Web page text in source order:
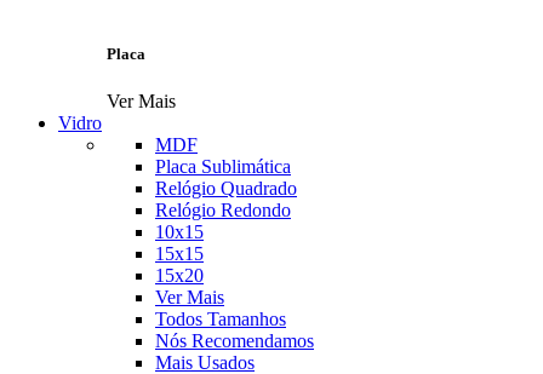
Placa
Ver Mais
Vidro
MDF
Placa Sublimática
Relógio Quadrado
Relógio Redondo
10x15
15x15
15x20
Ver Mais
Todos Tamanhos
Nós Recomendamos
Mais Usados